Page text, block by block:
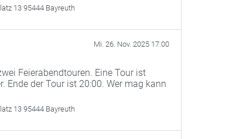
13 95444 Bayreuth
Mi. 26. Nov. 2025 17:00
Feierabendtouren. Eine Tour ist
Ende der Tour ist 20:00. Wer mag kann
13 95444 Bayreuth